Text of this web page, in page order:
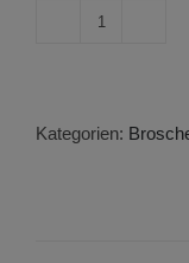
Brosche
Kategorien: